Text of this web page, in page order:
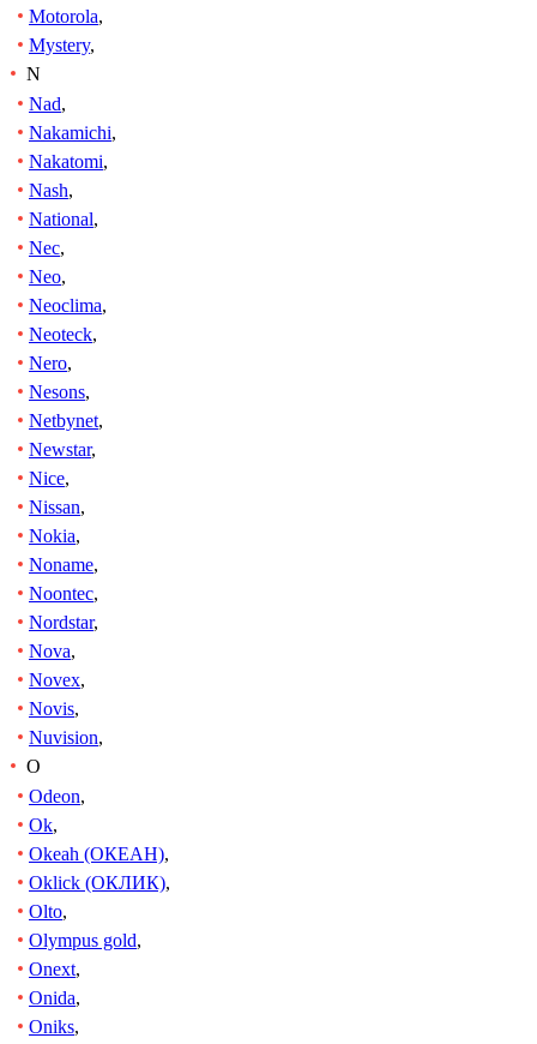
Motorola,
Mystery,
N
Nad,
Nakamichi,
Nakatomi,
Nash,
National,
Nec,
Neo,
Neoclima,
Neoteck,
Nero,
Nesons,
Netbynet,
Newstar,
Nice,
Nissan,
Nokia,
Noname,
Noontec,
Nordstar,
Nova,
Novex,
Novis,
Nuvision,
O
Odeon,
Ok,
Okeah (ОКЕАН),
Oklick (ОКЛИК),
Olto,
Olympus gold,
Onext,
Onida,
Oniks,